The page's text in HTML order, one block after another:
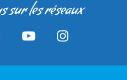
sur les réseaux